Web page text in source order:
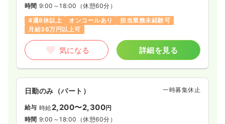
時間 9:00～18:00 （休憩60分）
4週8休以上
オンコールあり
担当業務未経験可
月給36万円以上可
気になる 詳細を見る
日勤のみ（パート） 一時募集休止
給与 時給2,200〜2,300円
時間 9:00～18:00 （休憩60分）